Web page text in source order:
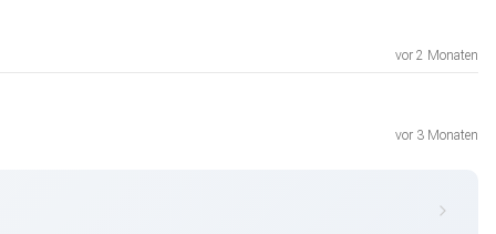
vor 2 Monaten
vor 3 Monaten